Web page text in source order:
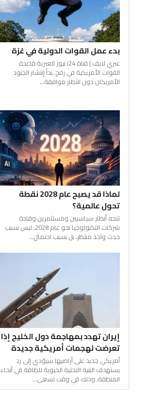
بدء عمل القوات الدولية في غزة
عبري لايف | قناة i24 نيوز العبرية:قاعدة
القوات الأمريكية في رفح..بدأ إنتشار الجنود
الأمريكان دون انتظار موافقة...
لماذا قد يصبح عام 2028 نقطة
تحول عالمية؟
تتجه أنظار سياسيين ومستثمرين وقادة
شركات التكنولوجيا نحو عام 2028، ليس بسبب
حدث واحد منتظر، بل بسبب احتمال...
إيران تهدد بمهاجمة دول الخليج إذا
تعرضت لهجمات أمريكية جديدة
أمريكي جديد على أراضيها سيؤدي إلى رد
يستهدف البنية التحتية الحيوية للطاقة في أنحاء
المنطقة، وذلك في وقت تسعى...